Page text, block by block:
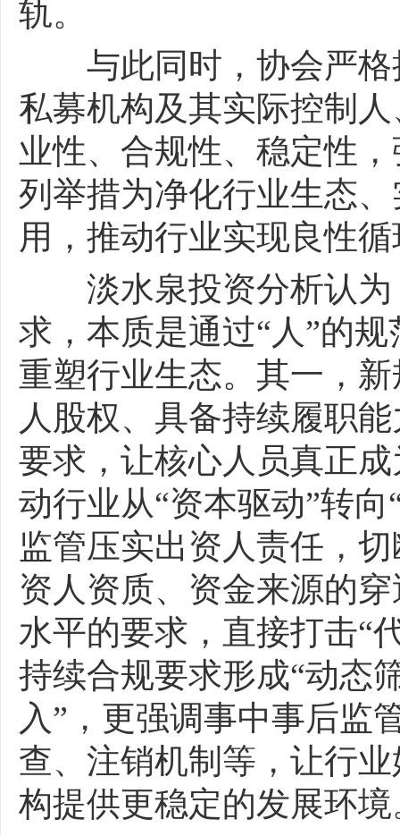
轨。
与此同时，协会严格
私募机构及其实际控制
业性、合规性、稳定性
列举措为净化行业生态
用，推动行业实现良性
淡水泉投资分析认为
求，本质是通过“人”的
重塑行业生态。其一，
人股权、具备持续履职
要求，让核心人员真正
动行业从“资本驱动”转
监管压实出资人责任，
资人资质、资金来源的
水平的要求，直接打击“
持续合规要求形成“动态
入”，更强调事中事后监
查、注销机制等，让行
构提供更稳定的发展环境